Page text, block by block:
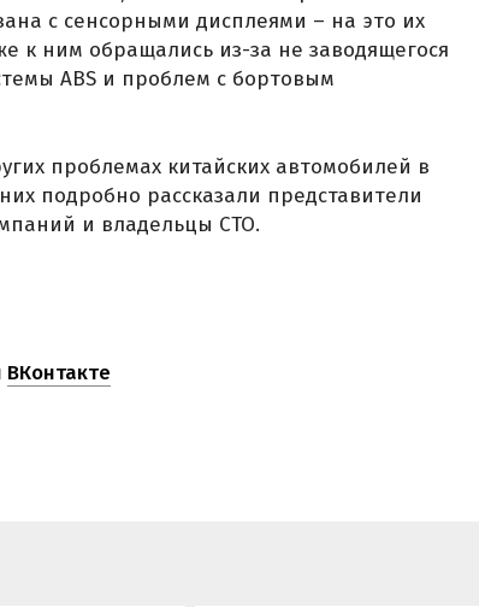
с сенсорными дисплеями – на это их
к ним обращались из-за не заводящегося
ABS и проблем с бортовым
проблемах китайских автомобилей в
подробно рассказали представители
и владельцы СТО.
ВКонтакте